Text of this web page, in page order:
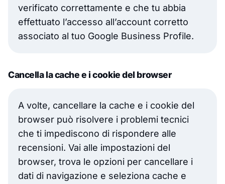
verificato correttamente e che tu abbia
effettuato l’accesso all’account corretto
associato al tuo Google Business Profile.
Cancella la cache e i cookie del browser
A volte, cancellare la cache e i cookie del
browser può risolvere i problemi tecnici
che ti impediscono di rispondere alle
recensioni. Vai alle impostazioni del
browser, trova le opzioni per cancellare i
dati di navigazione e seleziona cache e